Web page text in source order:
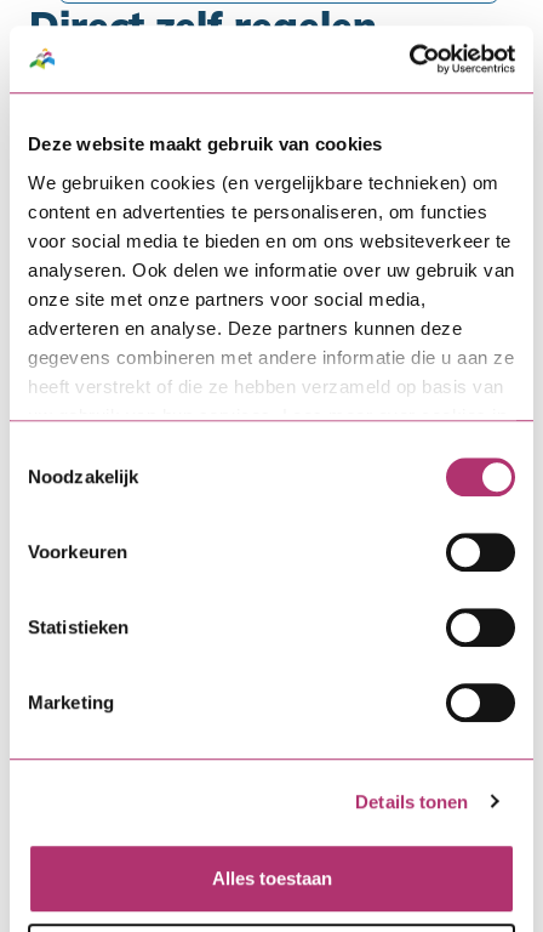
Deze website maakt gebruik van cookies
We gebruiken cookies (en vergelijkbare technieken) om
content en advertenties te personaliseren, om functies
voor social media te bieden en om ons websiteverkeer te
analyseren. Ook delen we informatie over uw gebruik van
onze site met onze partners voor social media,
adverteren en analyse. Deze partners kunnen deze
gegevens combineren met andere informatie die u aan ze
heeft verstrekt of die ze hebben verzameld op basis van
uw gebruik van hun services. Lees meer over cookies in
Noodzakelijk
Voorkeuren
Statistieken
Marketing
Details tonen
Alles toestaan
Direct zelf regelen
Wil je een wijziging doorgeven of ben je op
hieronder informatie over deze
onderwerpen en meer.
Aan de slag
Direct zelf regelen
Bouwdepot
Hertoets